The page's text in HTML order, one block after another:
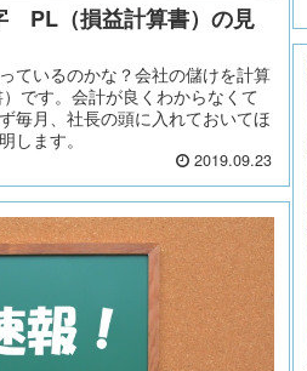
PL（損益計算書）の見
ているのかな？会社の儲けを計算
です。会計が良くわからなくて
毎月、社長の頭に入れておいてほ
します。
2019.09.23